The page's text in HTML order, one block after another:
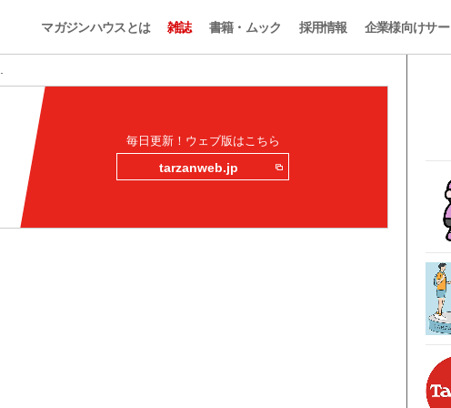
マガジンハウスとは 雑誌 書籍・ムック 採用情報 企業様向けサ
毎日更新！ウェブ版はこちら
tarzanweb.jp